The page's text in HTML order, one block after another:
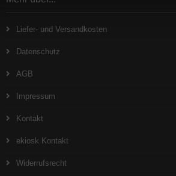
Liefer- und Versandkosten
Datenschutz
AGB
Impressum
Kontakt
ekiosk Kontakt
Widerrufsrecht